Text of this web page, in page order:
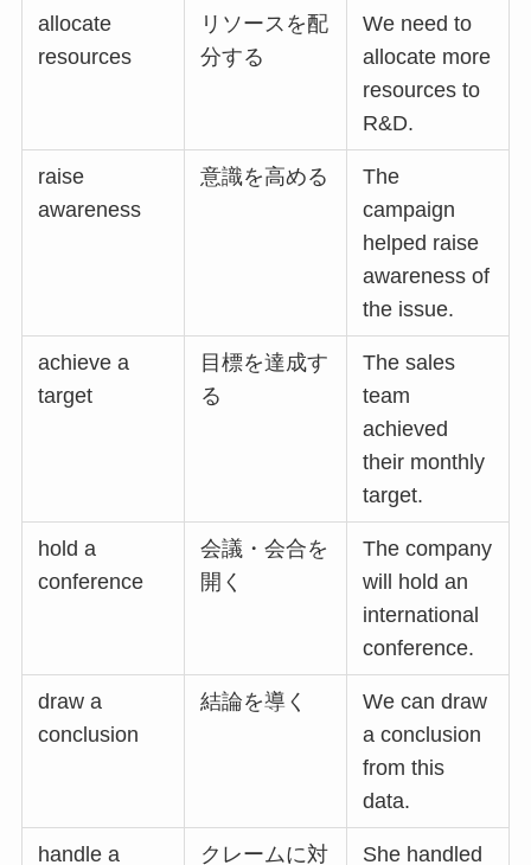
allocate
resources
リソースを配
分する
We need to
allocate more
resources to
R&D.
raise
awareness
意識を高める
The
campaign
helped raise
awareness of
the issue.
achieve a
target
目標を達成す
る
The sales
team
achieved
their monthly
target.
hold a
conference
会議・会合を
開く
The company
will hold an
international
conference.
draw a
conclusion
結論を導く
We can draw
a conclusion
from this
data.
handle a
クレームに対
She handled